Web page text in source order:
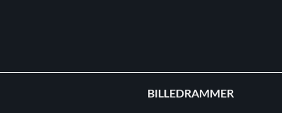
BILLEDRAMMER